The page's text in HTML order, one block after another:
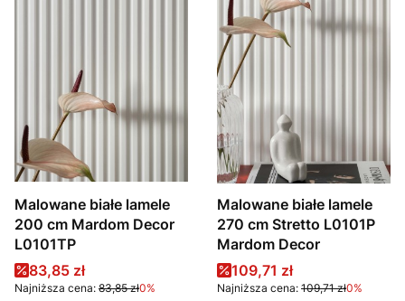
Malowane białe lamele
200 cm Mardom Decor
L0101TP
Cena promocyjna
83,85 zł
Najniższa cena: 83,85 zł0%
Malowane białe lamele
270 cm Stretto L0101P
Mardom Decor
Cena promocyjna
109,71 zł
Najniższa cena: 109,71 zł0%